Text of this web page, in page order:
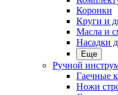
Коронки
Круги и
Масла и
Насадки
Еще
Ручной
Гаечные
Ножи